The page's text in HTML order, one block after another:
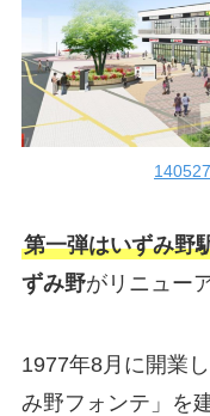
第一弾はいずみ野
ずみ野がリニュー
1977年8月に開業
み野フォンテ」を